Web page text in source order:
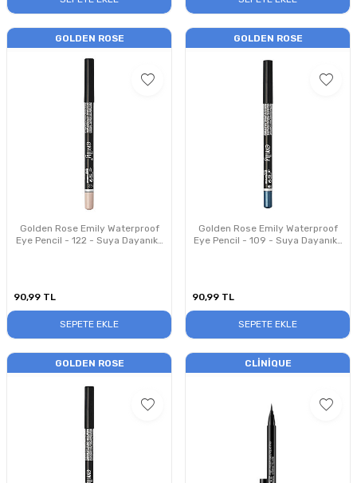
GOLDEN ROSE
Golden Rose Emily Waterproof
Eye Pencil - 122 - Suya Dayanıklı
90,99 TL
SEPETE EKLE
GOLDEN ROSE
Golden Rose Emily Waterproof
Eye Pencil - 109 - Suya Dayanıklı
90,99 TL
SEPETE EKLE
GOLDEN ROSE CLINIQUE